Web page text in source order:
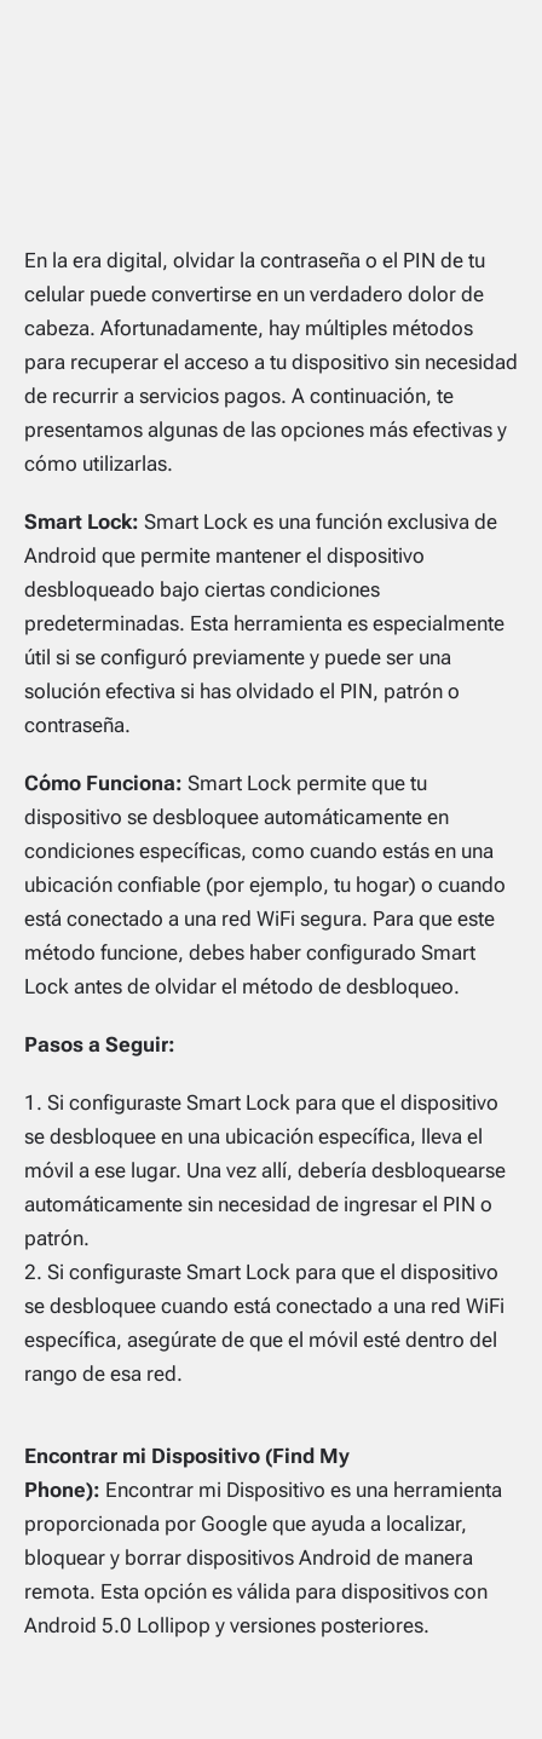
En la era digital, olvidar la contraseña o el PIN de tu
celular puede convertirse en un verdadero dolor de
cabeza. Afortunadamente, hay múltiples métodos
para recuperar el acceso a tu dispositivo sin necesidad
de recurrir a servicios pagos. A continuación, te
presentamos algunas de las opciones más efectivas y
cómo utilizarlas.
Smart Lock: Smart Lock es una función exclusiva de
Android que permite mantener el dispositivo
desbloqueado bajo ciertas condiciones
predeterminadas. Esta herramienta es especialmente
útil si se configuró previamente y puede ser una
solución efectiva si has olvidado el PIN, patrón o
contraseña.
Cómo Funciona: Smart Lock permite que tu
dispositivo se desbloquee automáticamente en
condiciones específicas, como cuando estás en una
ubicación confiable (por ejemplo, tu hogar) o cuando
está conectado a una red WiFi segura. Para que este
método funcione, debes haber configurado Smart
Lock antes de olvidar el método de desbloqueo.
Pasos a Seguir:
Si configuraste Smart Lock para que el dispositivo
se desbloquee en una ubicación específica, lleva el
móvil a ese lugar. Una vez allí, debería desbloquearse
automáticamente sin necesidad de ingresar el PIN o
patrón.
Si configuraste Smart Lock para que el dispositivo
se desbloquee cuando está conectado a una red WiFi
específica, asegúrate de que el móvil esté dentro del
rango de esa red.
Encontrar mi Dispositivo (Find My
Phone): Encontrar mi Dispositivo es una herramienta
proporcionada por Google que ayuda a localizar,
bloquear y borrar dispositivos Android de manera
remota. Esta opción es válida para dispositivos con
Android 5.0 Lollipop y versiones posteriores.